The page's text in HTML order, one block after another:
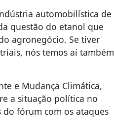
automobilística de
questão do etanol que
agronegócio. Se tiver
nós temos aí também
e Mudança Climática,
a situação política no
fórum com os ataques